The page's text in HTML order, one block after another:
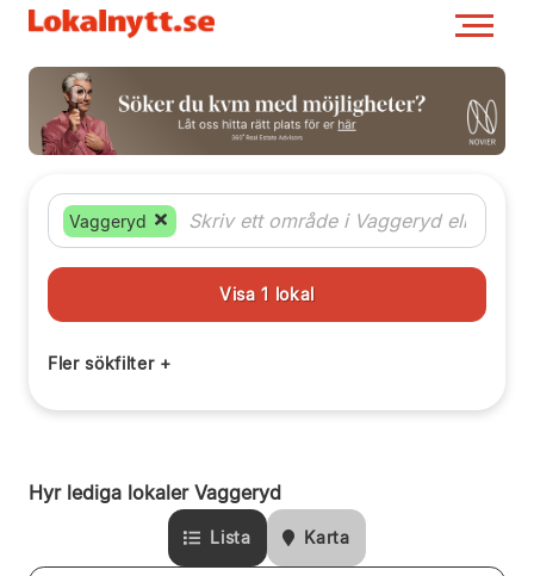
Vaggeryd
Hyr lediga lokaler Vaggeryd
Lista Karta